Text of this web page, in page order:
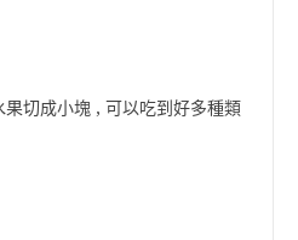
切成小塊 , 可以吃到好多種類